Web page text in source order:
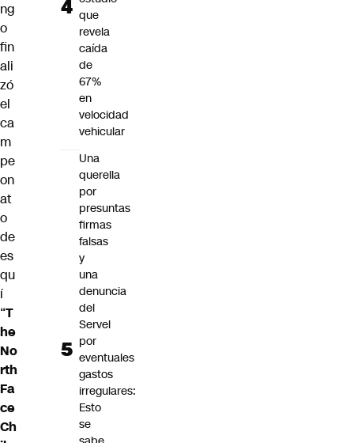
ng
o
fin
ali
zó
el
ca
m
pe
on
at
o
de
es
qu
í
“T
he
No
rth
Fa
ce
Ch
que
revela
caída
de
67%
en
velocidad
vehicular
Una
querella
por
presuntas
firmas
falsas
y
una
denuncia
del
Servel
por
eventuales
gastos
irregulares:
Esto
se